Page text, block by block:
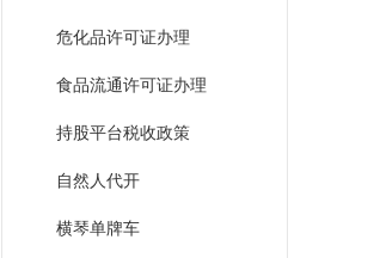
危化品许可证办理
食品流通许可证办理
持股平台税收政策
自然人代开
横琴单牌车